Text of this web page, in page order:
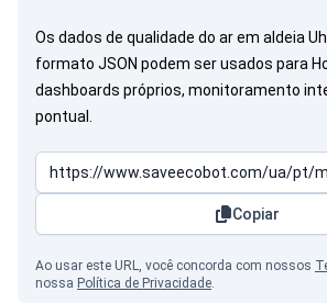
Os dados de qualidade do ar em aldeia
formato JSON podem ser usados para
dashboards próprios, monitoramento
pontual.
Copiar
Ao usar este URL, você concorda com nossos
nossa Política de Privacidade.